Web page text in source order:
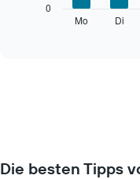
jeweiligen
Mo Di
0
Die besten Tipps